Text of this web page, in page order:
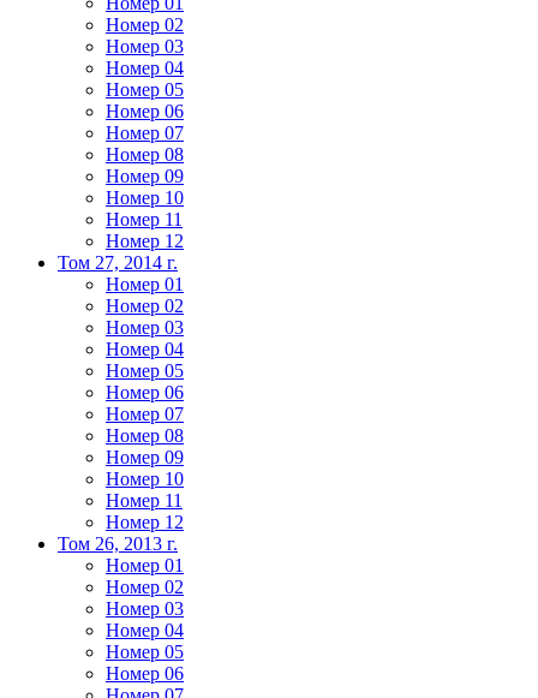
Номер 02
Номер 03
Номер 04
Номер 05
Номер 06
Номер 07
Номер 08
Номер 09
Номер 10
Номер 11
Номер 12
Том 27, 2014 г.
Номер 01
Номер 02
Номер 03
Номер 04
Номер 05
Номер 06
Номер 07
Номер 08
Номер 09
Номер 10
Номер 11
Номер 12
Том 26, 2013 г.
Номер 01
Номер 02
Номер 03
Номер 04
Номер 05
Номер 06